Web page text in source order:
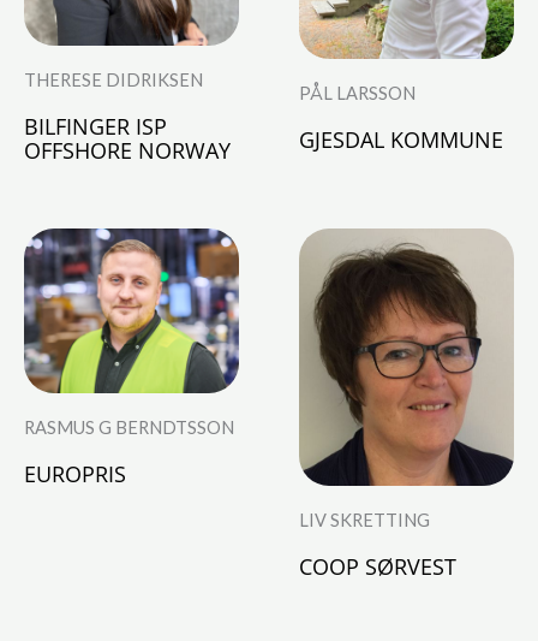
THERESE DIDRIKSEN
BILFINGER ISP
OFFSHORE NORWAY
PÅL LARSSON
GJESDAL KOMMUNE
RASMUS G BERNDTSSON
EUROPRIS
LIV SKRETTING
COOP SØRVEST